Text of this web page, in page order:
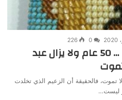
0
226
حامد بدر لأوراق عربية … 50 عام ولا يزال عبد
تموت، فالحقيقة أن الزعيم الذي تخلدت
ليست…